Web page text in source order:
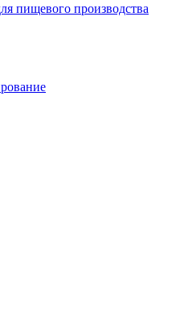
пищевого производства